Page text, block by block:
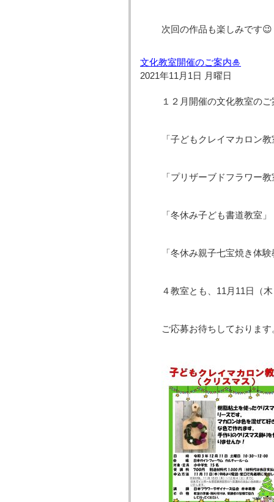
次回の作品も楽しみです😉
文化教室開催のご案内🎍
2021年11月1日 月曜日
１２月開催の文化教室の
「子どもクレイマカロン
「プリザーブドフラワ
「冬休み子ども書
「冬休み親子七宝焼
４教室とも、11月11日（
ご応募お待ちしておりま